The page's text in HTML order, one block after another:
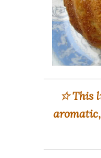
☆This